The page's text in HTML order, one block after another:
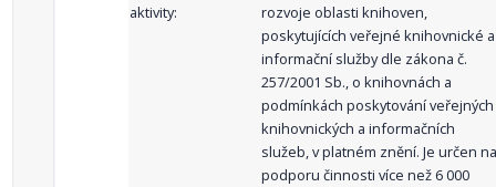
aktivity:
rozvoje oblasti knihoven,
poskytujících veřejné knihovnické a
informační služby dle zákona č.
257/2001 Sb., o knihovnách a
podmínkách poskytování veřejných
knihovnických a informačních
služeb, v platném znění. Je určen na
podporu činnosti více než 6 000